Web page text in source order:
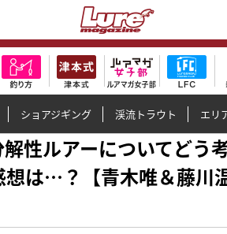
ショアジギング 渓流トラウト エリ
性ルアーについてどう
想は…？【青木唯＆藤川